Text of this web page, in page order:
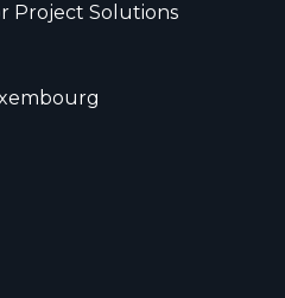
Project Solutions